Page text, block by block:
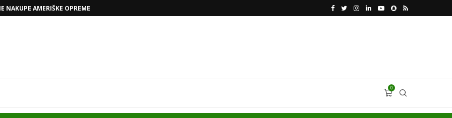
NAKUPE AMERIŠKE OPREME KATARSKI DELNIČAR ZAPLETEL VOLKSWAGNOVE
0